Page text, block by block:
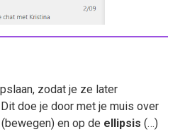
zodat je ze later
doe je door met je muis over
en op de ellipsis (…)